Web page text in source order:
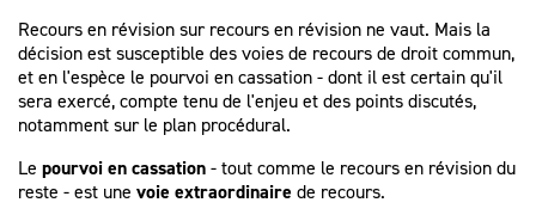
Recours en révision sur recours en révision ne vaut. Mais la
décision est susceptible des voies de recours de droit commun,
et en l'espèce le pourvoi en cassation - dont il est certain qu'il
sera exercé, compte tenu de l'enjeu et des points discutés,
notamment sur le plan procédural.
Le pourvoi en cassation- tout comme le recours en révision du
reste - est une voie extraordinaire de recours.